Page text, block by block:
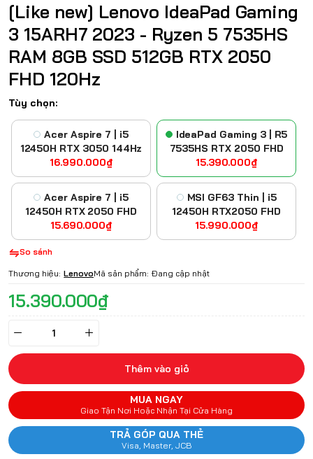
[Like new] Lenovo IdeaPad Gaming
3 15ARH7 2023 - Ryzen 5 7535HS
RAM 8GB SSD 512GB RTX 2050
FHD 120Hz
Tùy chọn:
Acer Aspire 7 | i5
12450H RTX 3050 144Hz
16.990.000₫
IdeaPad Gaming 3 | R5
7535HS RTX 2050 FHD
15.390.000₫
Acer Aspire 7 | i5
12450H RTX 2050 FHD
15.690.000₫
MSI GF63 Thin | i5
12450H RTX2050 FHD
15.990.000₫
So sánh
Thương hiệu: LenovoMã sản phẩm: Đang cập nhật
15.390.000₫
Thêm vào giỏ
MUA NGAY
Giao Tận Nơi Hoặc Nhận Tại Cửa Hàng
TRẢ GÓP QUA THẺ
Visa, Master, JCB